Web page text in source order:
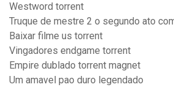
Westword torrent
Truque de mestre 2 o segundo ato
Baixar filme us torrent
Vingadores endgame torrent
Empire dublado torrent magnet
Um amavel pao duro legendado